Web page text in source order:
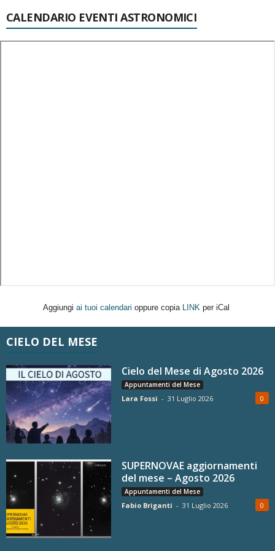
CALENDARIO EVENTI ASTRONOMICI
Aggiungi ai tuoi calendari oppure copia LINK per iCal
CIELO DEL MESE
Cielo del Mese di Agosto 2026
Appuntamenti del Mese
Lara Fossi - 31 Luglio 2026 0
SUPERNOVAE aggiornamenti
del mese – Agosto 2026
Appuntamenti del Mese
Fabio Briganti - 31 Luglio 2026 0